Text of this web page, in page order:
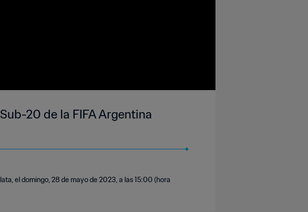
20 de la FIFA Argentina
el domingo, 28 de mayo de 2023, a las 15:00 (hora